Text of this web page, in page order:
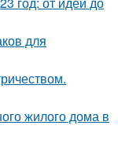
для
жилого дома в